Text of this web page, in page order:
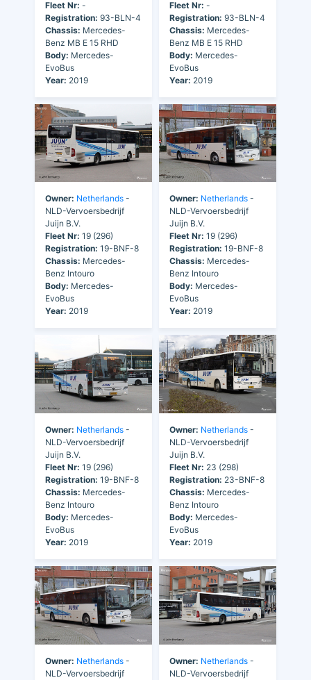
Fleet Nr: -
Registration: 93-BLN-4
Chassis: Mercedes-
Benz MB E 15 RHD
Body: Mercedes-
EvoBus
Year: 2019
Fleet Nr: -
Registration: 93-BLN-4
Chassis: Mercedes-
Benz MB E 15 RHD
Body: Mercedes-
EvoBus
Year: 2019
Owner: Netherlands -
NLD-Vervoersbedrijf
Juijn B.V.
Fleet Nr: 19 (296)
Registration: 19-BNF-8
Chassis: Mercedes-
Benz Intouro
Body: Mercedes-
EvoBus
Year: 2019
Owner: Netherlands -
NLD-Vervoersbedrijf
Juijn B.V.
Fleet Nr: 19 (296)
Registration: 19-BNF-8
Chassis: Mercedes-
Benz Intouro
Body: Mercedes-
EvoBus
Year: 2019
Owner: Netherlands -
NLD-Vervoersbedrijf
Juijn B.V.
Fleet Nr: 19 (296)
Registration: 19-BNF-8
Chassis: Mercedes-
Benz Intouro
Body: Mercedes-
EvoBus
Year: 2019
Owner: Netherlands -
NLD-Vervoersbedrijf
Juijn B.V.
Fleet Nr: 23 (298)
Registration: 23-BNF-8
Chassis: Mercedes-
Benz Intouro
Body: Mercedes-
EvoBus
Year: 2019
Owner: Netherlands -
NLD-Vervoersbedrijf
Owner: Netherlands -
NLD-Vervoersbedrijf